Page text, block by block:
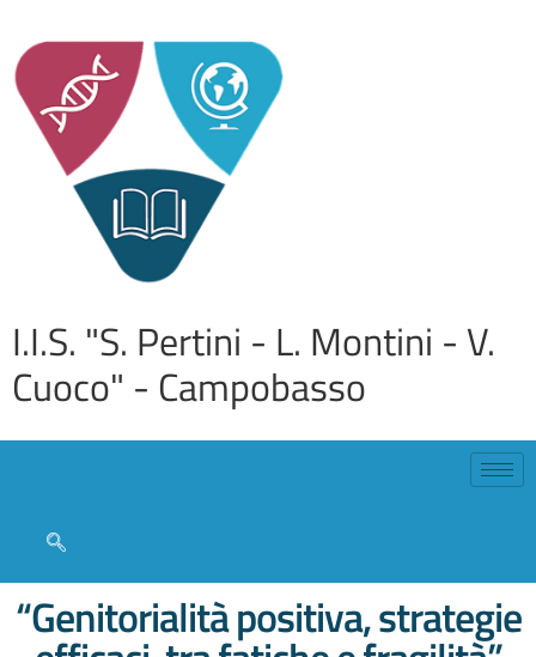
I.I.S. "S. Pertini - L. Montini - V.
Cuoco" - Campobasso
“Genitorialità positiva, strategie